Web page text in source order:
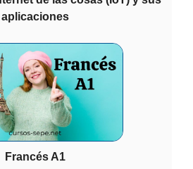
aplicaciones
Francés A1